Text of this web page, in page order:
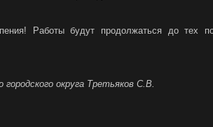
Работы будут продолжаться до тех
округа Третьяков С.В.